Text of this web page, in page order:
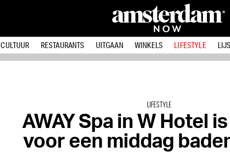
CULTUUR RESTAURANTS UITGAAN WINKELS LIFESTYLE
LIFESTYLE
AWAY Spa in W Hotel
voor een middag